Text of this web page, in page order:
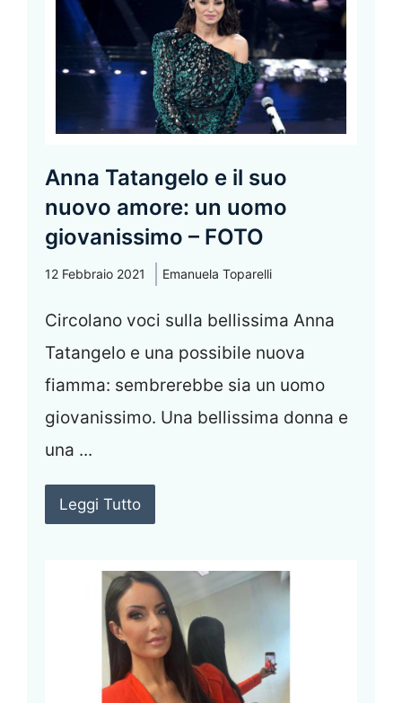
Anna Tatangelo e il suo
nuovo amore: un uomo
giovanissimo – FOTO
12 Febbraio 2021 Emanuela Toparelli
Circolano voci sulla bellissima Anna
Tatangelo e una possibile nuova
fiamma: sembrerebbe sia un uomo
giovanissimo. Una bellissima donna e
una ...
Leggi Tutto